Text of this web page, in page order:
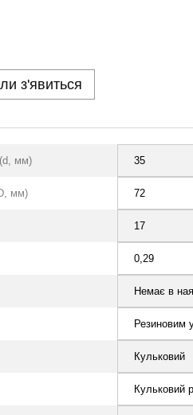
з'явиться
(d, мм) 35
мм) 72
17
0,29
Немає в
Резиновим
Кульковий
Кульковий